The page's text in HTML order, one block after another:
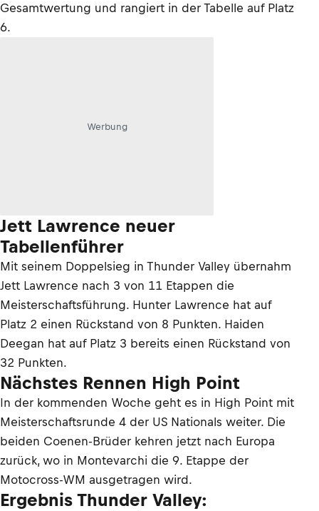
Gesamtwertung und rangiert in der Tabelle auf Platz
6.
Werbung
Jett Lawrence neuer
Tabellenführer
Mit seinem Doppelsieg in Thunder Valley übernahm
Jett Lawrence nach 3 von 11 Etappen die
Meisterschaftsführung. Hunter Lawrence hat auf
Platz 2 einen Rückstand von 8 Punkten. Haiden
Deegan hat auf Platz 3 bereits einen Rückstand von
32 Punkten.
Nächstes Rennen High Point
In der kommenden Woche geht es in High Point mit
Meisterschaftsrunde 4 der US Nationals weiter. Die
beiden Coenen-Brüder kehren jetzt nach Europa
zurück, wo in Montevarchi die 9. Etappe der
Motocross-WM ausgetragen wird.
Ergebnis Thunder Valley: